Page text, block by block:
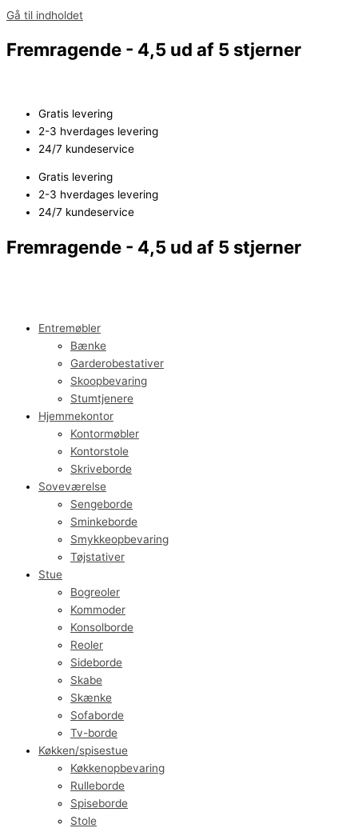
Gå til indholdet
Fremragende - 4,5 ud af 5 stjerner
Gratis levering
2-3 hverdages levering
24/7 kundeservice
Gratis levering
2-3 hverdages levering
24/7 kundeservice
Fremragende - 4,5 ud af 5 stjerner
Entremøbler
Bænke
Garderobestativer
Skoopbevaring
Stumtjenere
Hjemmekontor
Kontormøbler
Kontorstole
Skriveborde
Soveværelse
Sengeborde
Sminkeborde
Smykkeopbevaring
Tøjstativer
Stue
Bogreoler
Kommoder
Konsolborde
Reoler
Sideborde
Skabe
Skænke
Sofaborde
Tv-borde
Køkken/spisestue
Køkkenopbevaring
Rulleborde
Spiseborde
Stole